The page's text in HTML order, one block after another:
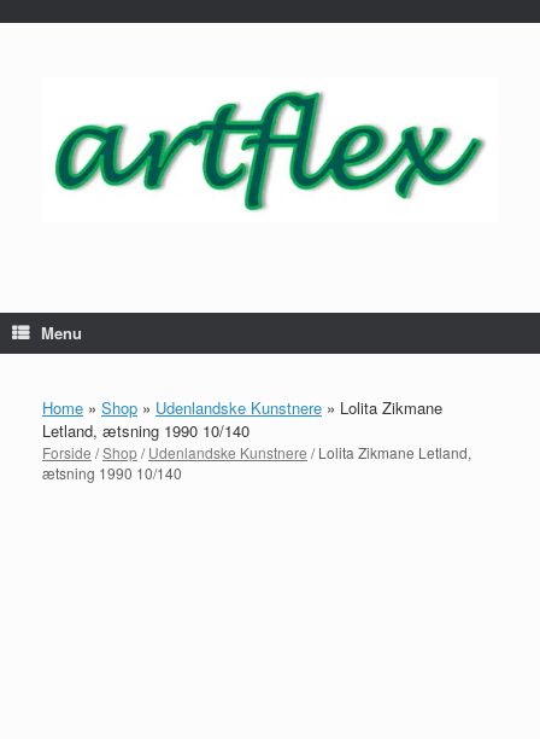
Menu
Home » Shop » Udenlandske Kunstnere » Lolita Zikmane
Letland, ætsning 1990 10/140
Forside /Shop/Udenlandske Kunstnere / Lolita Zikmane Letland,
ætsning 1990 10/140